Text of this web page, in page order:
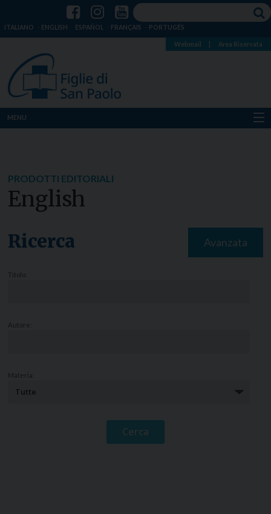
ITALIANO ENGLISH ESPAÑOL FRANÇAIS PORTUGÊS
Webmail Area Riservata
MENU
Notizie
PRODOTTI EDITORIALI
English
Ricerca Avanzata
Titolo:
Autore:
Materia: